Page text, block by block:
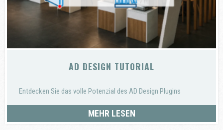
AD DESIGN TUTORIAL
Entdecken Sie das volle Potenzial des AD Design Plugins
MEHR LESEN